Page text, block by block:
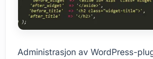
Administrasjon av WordPress-